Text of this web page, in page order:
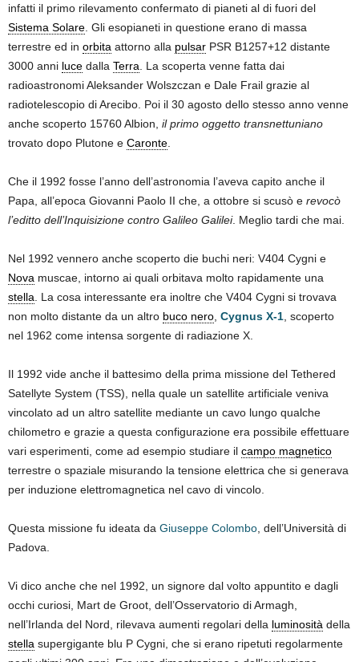
infatti il primo rilevamento confermato di pianeti al di fuori del
Sistema Solare . Gli esopianeti in questione erano di massa
terrestre ed in orbita attorno alla pulsar PSR B1257+12 distante
3000 anni luce dalla Terra . La scoperta venne fatta dai
radioastronomi Aleksander Wolszczan e Dale Frail grazie al
radiotelescopio di Arecibo. Poi il 30 agosto dello stesso anno venne
anche scoperto 15760 Albion, il primo oggetto transnettuniano
trovato dopo Plutone e Caronte
Che il 1992 fosse l’anno dell’astronomia l’aveva capito anche il
Papa, all’epoca Giovanni Paolo II che, a ottobre si scusò e revocò
l’editto dell’Inquisizione contro Galileo Galilei. Meglio tardi che mai.
Nel 1992 vennero anche scoperto die buchi neri: V404 Cygni e
Nova muscae, intorno ai quali orbitava molto rapidamente una
stella . La cosa interessante era inoltre che V404 Cygni si trovava
non molto distante da un altro buco nero Cygnus X-1 , scoperto
nel 1962 come intensa sorgente di radiazione X.
Il 1992 vide anche il battesimo della prima missione del Tethered
Satellyte System (TSS), nella quale un satellite artificiale veniva
vincolato ad un altro satellite mediante un cavo lungo qualche
chilometro e grazie a questa configurazione era possibile effettuare
vari esperimenti, come ad esempio studiare il campo magnetico
terrestre o spaziale misurando la tensione elettrica che si generava
per induzione elettromagnetica nel cavo di vincolo.
Questa missione fu ideata da Giuseppe Colombo , dell’Università di
Padova.
Vi dico anche che nel 1992, un signore dal volto appuntito e dagli
occhi curiosi, Mart de Groot, dell’Osservatorio di Armagh,
nell’Irlanda del Nord, rilevava aumenti regolari della luminosità della
stella supergigante blu P Cygni, che si erano ripetuti regolarmente